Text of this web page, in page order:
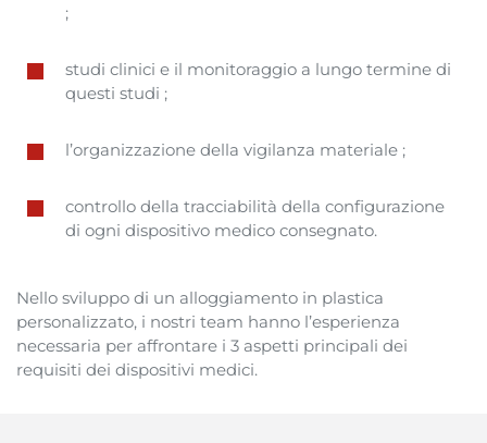
;
studi clinici e il monitoraggio a lungo termine di
questi studi ;
l’organizzazione della vigilanza materiale ;
controllo della tracciabilità della configurazione
di ogni dispositivo medico consegnato.
Nello sviluppo di un alloggiamento in plastica
personalizzato, i nostri team hanno l’esperienza
necessaria per affrontare i 3 aspetti principali dei
requisiti dei dispositivi medici.